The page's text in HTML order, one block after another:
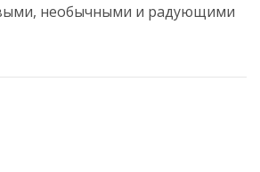
необычными и радующими